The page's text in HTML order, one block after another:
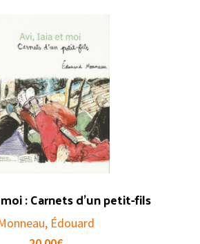
: Carnets d’un petit-fils
Édouard